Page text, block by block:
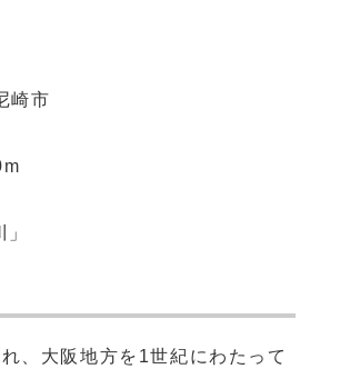
崎市
、大阪地方を1世紀にわたって